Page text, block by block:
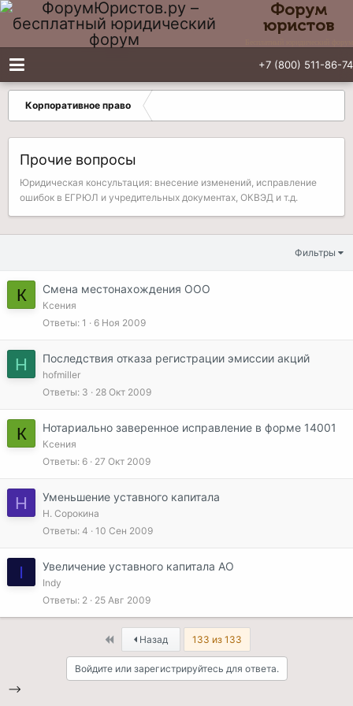
Форум
юристов
+7 (800) 511-86-74
Корпоративное право
Прочие вопросы
Юридическая консультация: внесение изменений, исправление
ошибок в ЕГРЮЛ и учредительных документах, ОКВЭД и т.д.
Фильтры
К Смена местонахождения ООО
Ксения
Ответы 1 6 Ноя 2009
H Последствия отказа регистрации эмиссии акций
hofmiller
Ответы 3 28 Окт 2009
К Нотариально заверенное исправление в форме 14001
Ксения
Ответы 6 27 Окт 2009
Н Уменьшение уставного капитала
Н. Сорокина
Ответы 4 10 Сен 2009
I Увеличение уставного капитала АО
Indy
Ответы 2 25 Авг 2009
First Назад 133 из 133
Войдите или зарегистрируйтесь для ответа.
-->